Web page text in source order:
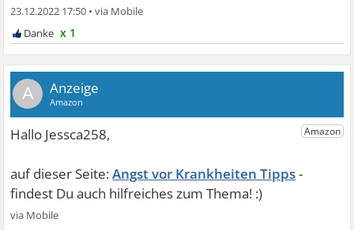
23.12.2022 17:50 •
x 1
A
Angst vor Krankheiten Tipps